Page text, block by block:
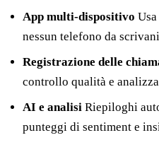
App multi-dispositivo
nessun telefono da
Registrazione delle
controllo qualità e
AI e analisi Riepiloghi
punteggi di sentiment e